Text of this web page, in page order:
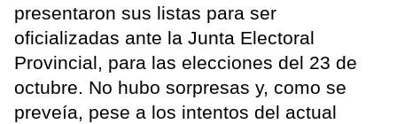
presentaron sus listas para ser
oficializadas ante la Junta Electoral
Provincial, para las elecciones del 23 de
octubre. No hubo sorpresas y, como se
preveía, pese a los intentos del actual